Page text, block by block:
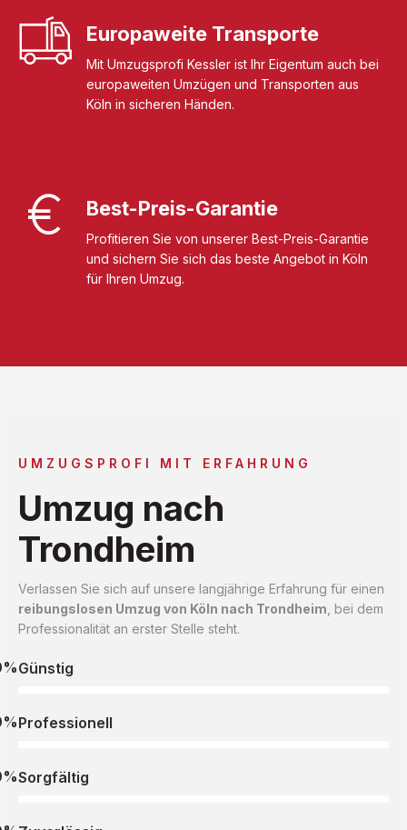
Europaweite Transporte
Mit Umzugsprofi Kessler ist Ihr Eigentum auch bei
europaweiten Umzügen und Transporten aus
Köln in sicheren Händen.
Best-Preis-Garantie
Profitieren Sie von unserer Best-Preis-Garantie
und sichern Sie sich das beste Angebot in Köln
für Ihren Umzug.
UMZUGSPROFI MIT ERFAHRUNG
Umzug nach
Trondheim
Verlassen Sie sich auf unsere langjährige Erfahrung für einen
reibungslosen Umzug von Köln nach Trondheim , bei dem
Professionalität an erster Stelle steht.
Günstig
Professionell
Sorgfältig